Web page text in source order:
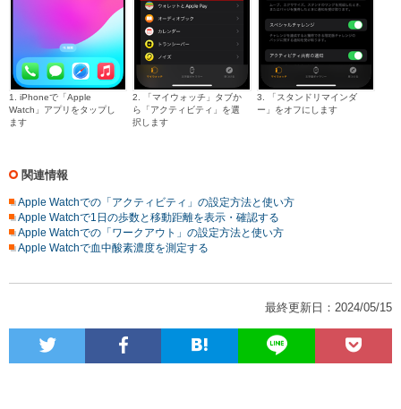
1. iPhoneで「Apple
Watch」アプリをタップし
ます
2. 「マイウォッチ」タブか
ら「アクティビティ」を選
択します
3.
「スタンドリマインダ
ー」をオフにします
関連情報
Apple Watchでの「アクティビティ」の設定方法と使い方
Apple Watchで1日の歩数と移動距離を表示・確認する
Apple Watchでの「ワークアウト」の設定方法と使い方
Apple Watchで血中酸素濃度を測定する
最終更新日：2024/05/15